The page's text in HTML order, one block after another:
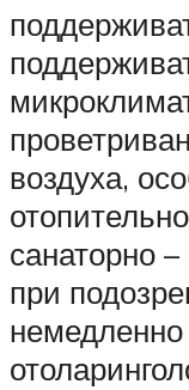
воздуха,
санаторно
при
немедленно